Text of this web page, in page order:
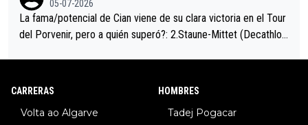
05-07-2026
La fama/potencial de Cian viene de su clara victoria en el Tour
del Porvenir, pero a quién superó?: 2.Staune-Mittet (Decathlon,
8.Lenny Martinez (Bahrein), 9. Van Belle (Visma), 10. Vacek (Li
CARRERAS
Volta ao Algarve
HOMBRES
Tadej Pogacar